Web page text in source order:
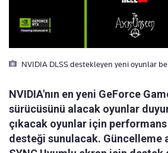
NVIDIA DLSS destekleyen yeni oyunlar
NVIDIA'nın en yeni GeForce
sürücüsünü alacak oyunlar
çıkacak oyunlar için performans
desteği sunulacak. Güncelleme